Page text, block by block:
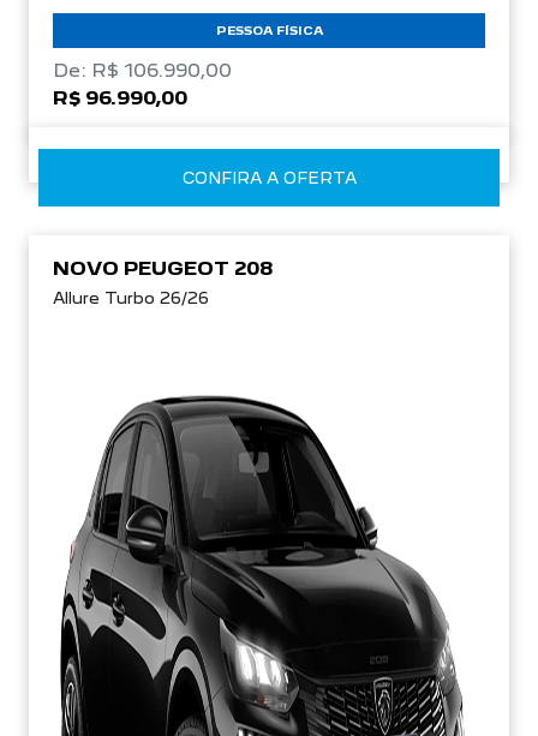
PESSOA FÍSICA
De: R$ 106.990,00
R$ 96.990,00
CONFIRA A OFERTA
NOVO PEUGEOT 208
Allure Turbo 26/26